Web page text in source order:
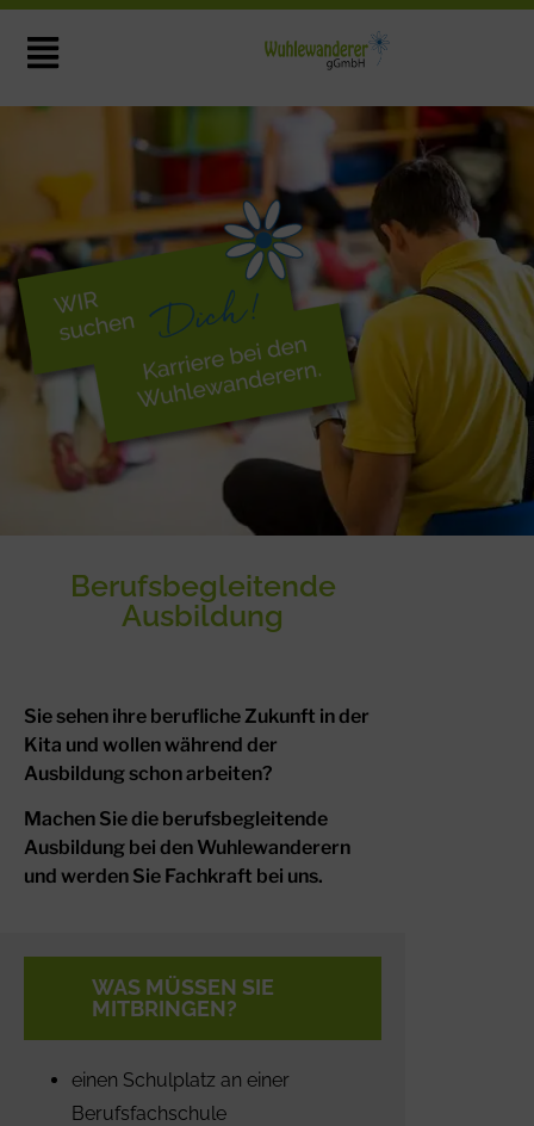
Berufsbegleitende
Ausbildung
Sie sehen ihre berufliche Zukunft in der
Kita und wollen während der
Ausbildung schon arbeiten?
Machen Sie die berufsbegleitende
Ausbildung bei den Wuhlewanderern
und werden Sie Fachkraft bei uns.
WAS MÜSSEN SIE
MITBRINGEN?
einen Schulplatz an einer
Berufsfachschule